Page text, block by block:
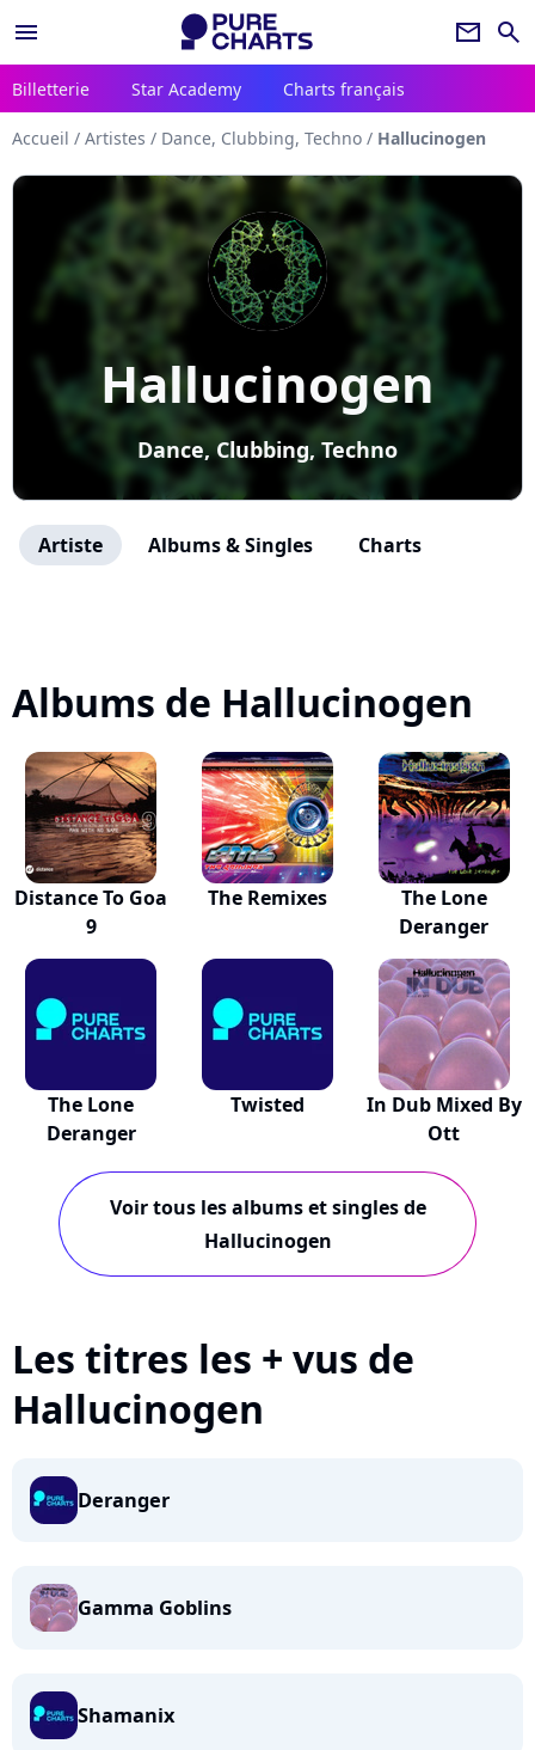
menu newsletter search
Billetterie Star Academy Charts français
Accueil / Artistes / Dance, Clubbing, Techno / Hallucinogen
Hallucinogen
Dance, Clubbing, Techno
Artiste Albums & Singles Charts
Albums de Hallucinogen
Distance To Goa
9
The Remixes
The Lone
Deranger
The Lone
Deranger
Twisted
In Dub Mixed By
Ott
Voir tous les albums et singles de
Hallucinogen
Les titres les + vus de
Hallucinogen
Deranger
Gamma Goblins
Shamanix